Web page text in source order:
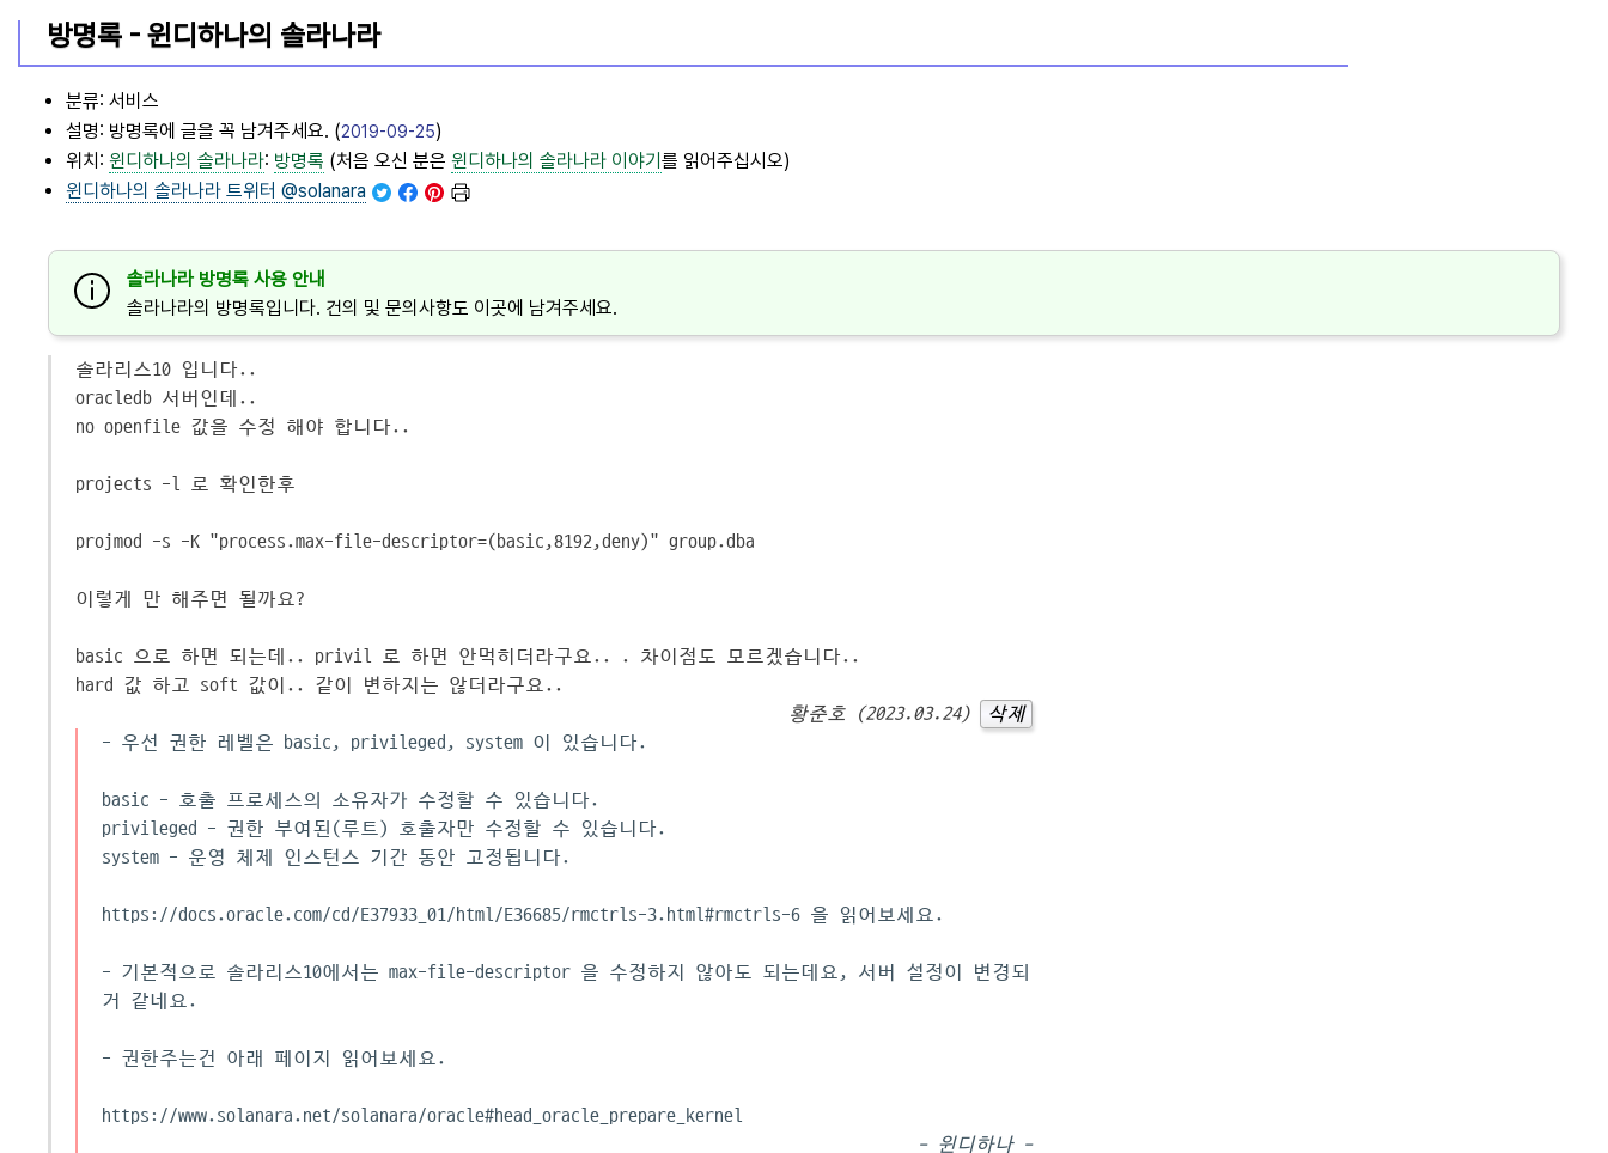
방명록 - 윈디하나의 솔라나라
분류: 서비스
설명: 방명록에 글을 꼭 남겨주세요. (2019-09-25)
위치: 윈디하나의 솔라나라: 방명록 (처음 오신 분은 윈디하나의 솔라나라 이야기를 읽어주십시오)
윈디하나의 솔라나라 트위터 @solanara
솔라나라 방명록 사용 안내
솔라나라의 방명록입니다. 건의 및 문의사항도 이곳에 남겨주세요.
솔라리스10 입니다..
oracledb 서버인데..
no openfile 값을 수정 해야 합니다..
projects -l 로 확인한후
projmod -s -K "process.max-file-descriptor=(basic,8192,deny)" group.dba
이렇게 만 해주면 될까요?
basic 으로 하면 되는데.. privil 로 하면 안먹히더라구요.. . 차이점도 모르겠습니다..
hard 값 하고 soft 값이.. 같이 변하지는 않더라구요..
황준호 (2023.03.24)
삭제
- 우선 권한 레벨은 basic, privileged, system 이 있습니다.
basic - 호출 프로세스의 소유자가 수정할 수 있습니다.
privileged - 권한 부여된(루트) 호출자만 수정할 수 있습니다.
system - 운영 체제 인스턴스 기간 동안 고정됩니다.
https://docs.oracle.com/cd/E37933_01/html/E36685/rmctrls-3.html#rmctrls-6 을 읽어보세요.
- 기본적으로 솔라리스10에서는 max-file-descriptor 을 수정하지 않아도 되는데요, 서버 설정이 변경되
거 같네요.
- 권한주는건 아래 페이지 읽어보세요.
https://www.solanara.net/solanara/oracle#head_oracle_prepare_kernel
- 윈디하나 -